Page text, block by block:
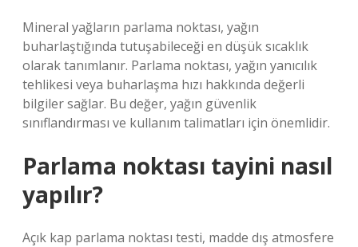
Mineral yağların parlama noktası, yağın
buharlaştığında tutuşabileceği en düşük sıcaklık
olarak tanımlanır. Parlama noktası, yağın yanıcılık
tehlikesi veya buharlaşma hızı hakkında değerli
bilgiler sağlar. Bu değer, yağın güvenlik
sınıflandırması ve kullanım talimatları için önemlidir.
Parlama noktası tayini nasıl
yapılır?
Açık kap parlama noktası testi, madde dış atmosfere